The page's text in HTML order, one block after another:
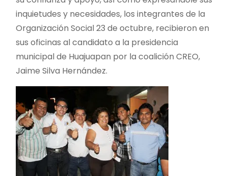
inquietudes y necesidades, los integrantes de la
Organización Social 23 de octubre, recibieron en
sus oficinas al candidato a la presidencia
municipal de Huajuapan por la coalición CREO,
Jaime Silva Hernández.